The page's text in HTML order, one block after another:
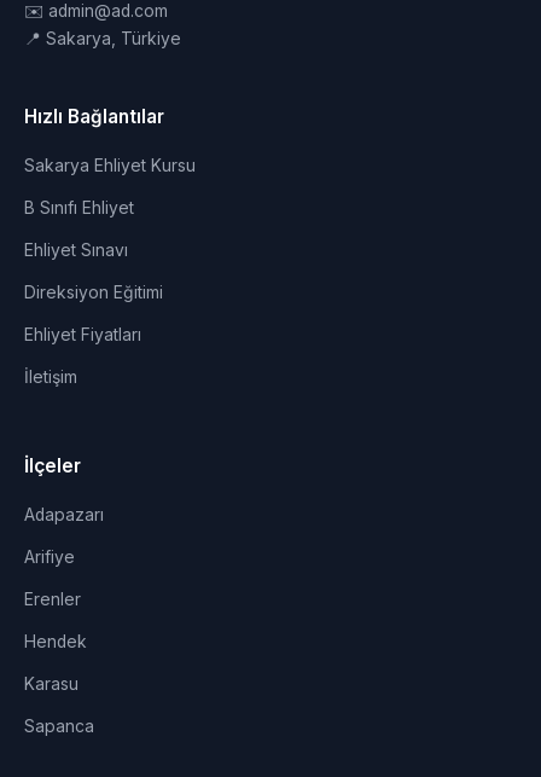
✉️ admin@ad.com
📍 Sakarya, Türkiye
Hızlı Bağlantılar
Sakarya Ehliyet Kursu
B Sınıfı Ehliyet
Ehliyet Sınavı
Direksiyon Eğitimi
Ehliyet Fiyatları
İletişim
İlçeler
Adapazarı
Arifiye
Erenler
Hendek
Karasu
Sapanca